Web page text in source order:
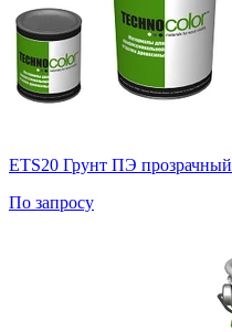
ETS20 Грунт ПЭ прозрачный
По запросу